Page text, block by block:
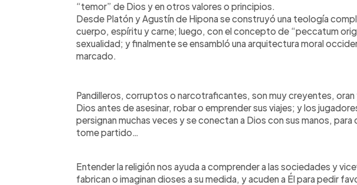
“temor” de Dios y en otros valores o principios.
Desde Platón y Agustín de Hipona se construyó una teología
cuerpo, espíritu y carne; luego, con el concepto de “peccatum
sexualidad; y finalmente se ensambló una arquitectura moral
marcado.
Pandilleros, corruptos o narcotraficantes, son muy creyentes, oran
Dios antes de asesinar, robar o emprender sus viajes; y los
persignan muchas veces y se conectan a Dios con sus manos,
tome partido…
Entender la religión nos ayuda a comprender a las sociedades y
fabrican o imaginan dioses a su medida, y acuden a Él para pedir